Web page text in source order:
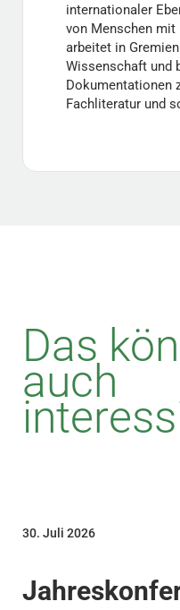
internationaler
von Menschen mit
arbeitet in
Wissenschaft und
Dokumentationen
Fachliteratur und
Das
auch
30. Juli 2026